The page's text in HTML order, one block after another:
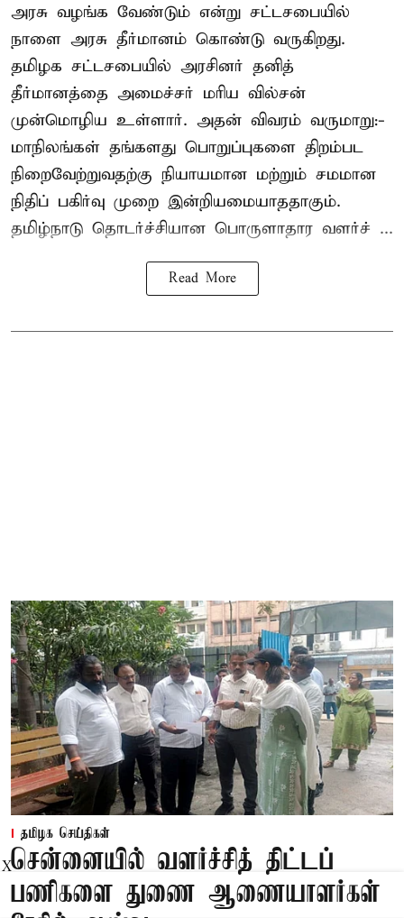
அரசு வழங்க வேண்டும் என்று சட்டசபையில்
நாளை அரசு தீர்மானம் கொண்டு வருகிறது.
தமிழக சட்டசபையில் அரசினர் தனித்
தீர்மானத்தை அமைச்சர் மரிய வில்சன்
முன்மொழிய உள்ளார். அதன் விவரம் வருமாறு:-
மாநிலங்கள் தங்களது பொறுப்புகளை திறம்பட
நிறைவேற்றுவதற்கு நியாயமான மற்றும் சமமான
நிதிப் பகிர்வு முறை இன்றியமையாததாகும்.
தமிழ்நாடு தொடர்ச்சியான பொருளாதார வளர்ச் ...
Read More
தமிழக செய்திகள்
சென்னையில் வளர்ச்சித் திட்டப்
பணிகளை துணை ஆணையாளர்கள்
X